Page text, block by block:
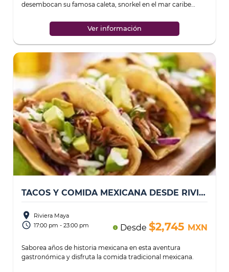
desembocan su famosa caleta, snorkel en el mar caribe
Ver información
TACOS Y COMIDA MEXICANA DESDE RIVIERA MAYA
place Riviera Maya
access_time 17:00 pm - 23:00 pm info Desde $2,745 MXN
Saborea años de historia mexicana en esta aventura
gastronómica y disfruta la comida tradicional mexicana.